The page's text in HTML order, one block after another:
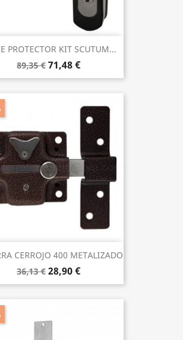
PROTECTOR KIT SCUTUM...
89,35 € 71,48 €
CERROJO 400 METALIZADO
36,13 € 28,90 €